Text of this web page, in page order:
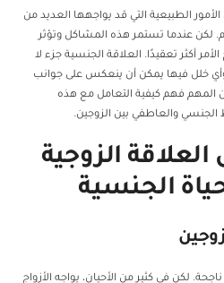
الطبيعية التي قد يواجهها العديد من
لكن عندما تستمر هذه المشاكل وتؤثر
أكثر تعقيدًا. العلاقة الجنسية جزء لا
وأي خلل فيها يمكن أن ينعكس على جوانب
المهم فهم كيفية التعامل مع هذه
والعاطفي بين الزوجين.
الزوجية
الجنسية
لكن في كثير من الأحيان، يواجه الأزواج